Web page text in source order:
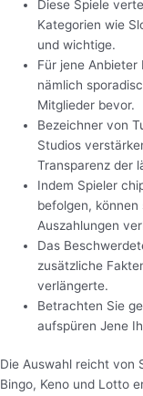
Diese Spiele
Kategorien wie
und wichtige.
Für jene
nämlich
Mitglieder bevor.
Bezeichner von
Studios
Transparenz der
Indem Spieler
befolgen,
Auszahlungen
Das
zusätzliche
verlängerte.
Betrachten Sie
aufspüren Jene
Die Auswahl reicht von
Bingo, Keno und Lotto